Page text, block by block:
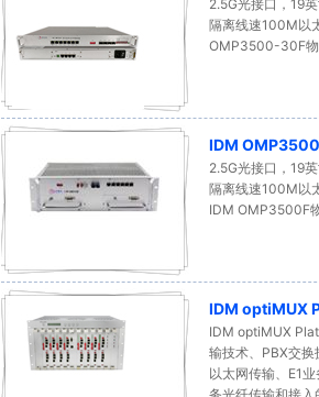
2.5G光接口，19
隔离线速100M以
OMP3500-30F物
IDM
2.5G光接口，19
隔离线速100M以
IDM OMP3500F
IDM optiMUX
IDM optiMUX
输技术、PBX交
以太网传输、E1